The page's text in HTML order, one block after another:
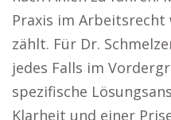
Praxis im Arbeitsrecht
zählt. Für Dr.
jedes Falls im
spezifische
Klarheit und einer